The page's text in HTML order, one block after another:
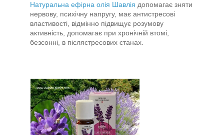
Натуральна ефірна олія Шавлія допомагає зняти
нервову, психічну напругу, має антистресові
властивості, відмінно підвищує розумову
активність, допомагає при хронічній втомі,
безсонні, в післястресових станах.